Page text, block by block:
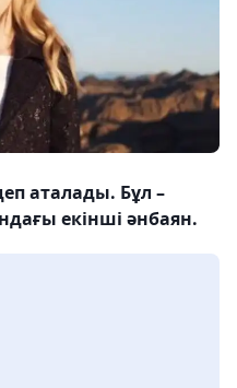
аталады. Бұл –
екінші әнбаян.